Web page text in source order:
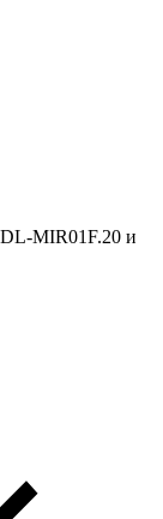
MIR01F.20 и